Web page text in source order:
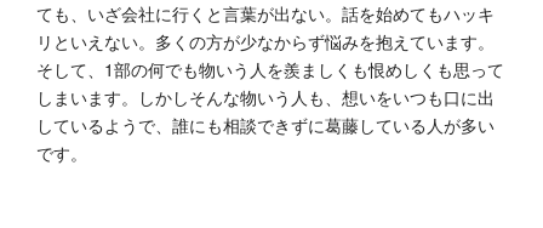
ても、いざ会社に行くと言葉が出ない。話を始めてもハッキ
リといえない。多くの方が少なからず悩みを抱えています。
そして、1部の何でも物いう人を羨ましくも恨めしくも思って
しまいます。しかしそんな物いう人も、想いをいつも口に出
しているようで、誰にも相談できずに葛藤している人が多い
です。